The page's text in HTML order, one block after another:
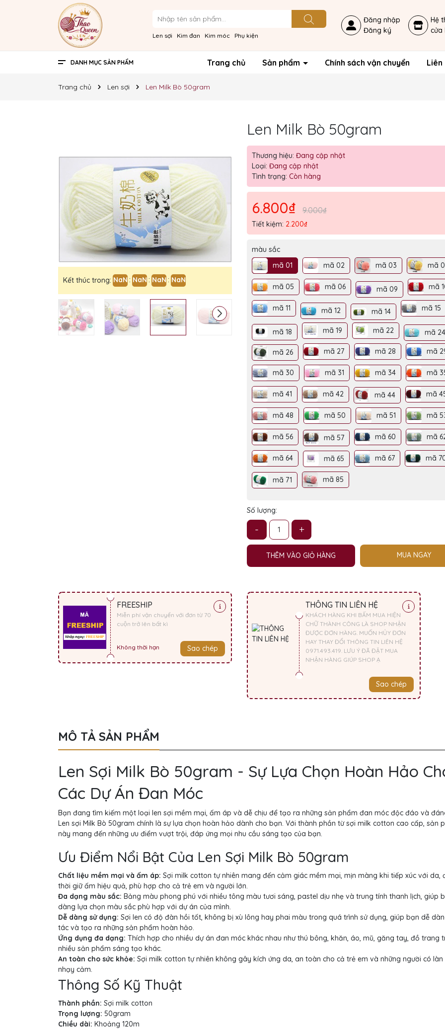
Len sợi Kim đan Kim móc Phụ kiện
Đăng nhập
Đăng ký
Hệ
cửa
DANH MỤC SẢN PHẨM Trang chủ Sản phẩm Chính sách vận chuyển Liên
Trang chủ Len sợi Len Milk Bò 50gram
Kết thúc trong: NaN : NaN : NaN : NaN
Len Milk Bò 50gram
Thương hiệu: Đang cập nhật
Loại: Đang cập nhật
Tình trạng: Còn hàng
6.800₫ 9.000₫
Tiết kiệm: 2.200₫
màu sắc
mã 01
mã 02 mã 03 mã
mã 05 mã 06 mã 09 mã
mã 11 mã 12 mã 14 mã 15
mã 18 mã 19 mã 22 mã 24
mã 26 mã 27 mã 28 mã
mã 30 mã 31 mã 34 mã
mã 41 mã 42 mã 44 mã
mã 48 mã 50 mã 51 mã
mã 56 mã 57 mã 60 mã
mã 64 mã 65 mã 67 mã
mã 71 mã 85
Số lượng:
- +
THÊM VÀO GIỎ HÀNG MUA NGAY
FREESHIP
Miễn phí vận chuyển với đơn từ 70
cuộn trở lên bất kì
Không thời hạn Sao chép
THÔNG TIN LIÊN HỆ
KHÁCH HÀNG KHI BẤM MUA HIỆN
CHỮ THÀNH CÔNG LÀ SHOP NHẬN
ĐƯỢC ĐƠN HÀNG. MUỐN HỦY ĐƠN
HAY THAY ĐỔI THÔNG TIN LIÊN HỆ
0971.493.419. LƯU Ý ĐÃ ĐẶT MUA
NHẬN HÀNG GIÚP SHOP Ạ
Sao chép
Mã giảm giá:
Ngày hết hạn:
MÔ TẢ SẢN PHẨM
Len Sợi Milk Bò 50gram - Sự Lựa Chọn Hoàn Hảo
Các Dự Án Đan Móc
Bạn đang tìm kiếm một loại len sợi mềm mại, ấm áp và dễ chịu để tạo ra những sản phẩm đan móc độc đáo và
Len sợi Milk Bò 50gram chính là sự lựa chọn hoàn hảo dành cho bạn. Với thành phần từ sợi milk cotton cao cấp, sản
này mang đến những ưu điểm vượt trội, đáp ứng mọi nhu cầu sáng tạo của bạn.
Ưu Điểm Nổi Bật Của Len Sợi Milk Bò 50gram
Chất liệu mềm mại và ấm áp: Sợi milk cotton tự nhiên mang đến cảm giác mềm mại, mịn màng khi tiếp xúc với da,
thời giữ ấm hiệu quả, phù hợp cho cả trẻ em và người lớn.
Đa dạng màu sắc: Bảng màu phong phú với nhiều tông màu tươi sáng, pastel dịu nhẹ và trung tính thanh lịch, giúp
dàng lựa chọn màu sắc phù hợp với dự án của mình.
Dễ dàng sử dụng: Sợi len có độ đàn hồi tốt, không bị xù lông hay phai màu trong quá trình sử dụng, giúp bạn dễ
tác và tạo ra những sản phẩm hoàn hảo.
Ứng dụng đa dạng: Thích hợp cho nhiều dự án đan móc khác nhau như thú bông, khăn, áo, mũ, găng tay, đồ trang
nhiều sản phẩm sáng tạo khác.
An toàn cho sức khỏe: Sợi milk cotton tự nhiên không gây kích ứng da, an toàn cho cả trẻ em và những người có
nhạy cảm.
Thông Số Kỹ Thuật
Thành phần: Sợi milk cotton
Trọng lượng: 50gram
Chiều dài: Khoảng 120m